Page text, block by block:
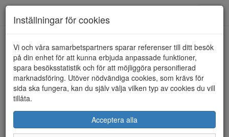
HEM LEAF
Inställningar för cookies
Vi och våra samarbetspartners sparar referenser till ditt besök
på din enhet för att kunna erbjuda anpassade funktioner,
spara besöksstatistik och för att möjliggöra personifierad
marknadsföring. Utöver nödvändiga cookies, som krävs för
sida ska fungera, kan du själv välja vilken typ av cookies du vill
tillåta.
Acceptera alla